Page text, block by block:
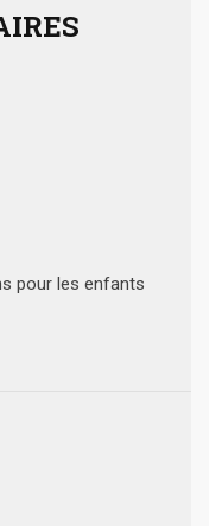
pour les enfants